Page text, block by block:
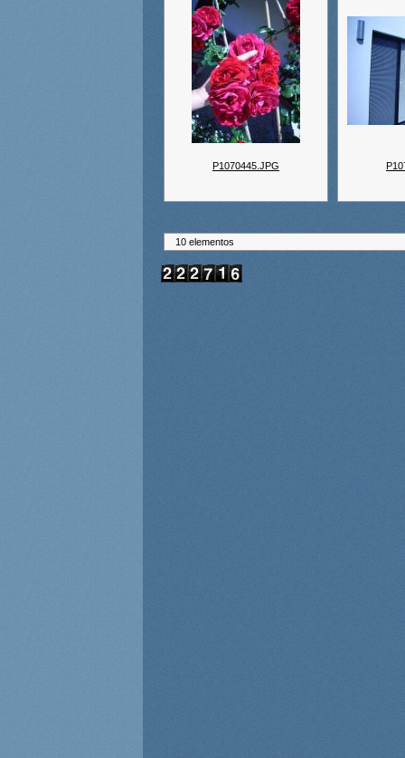
P1070445.JPG
10 elementos